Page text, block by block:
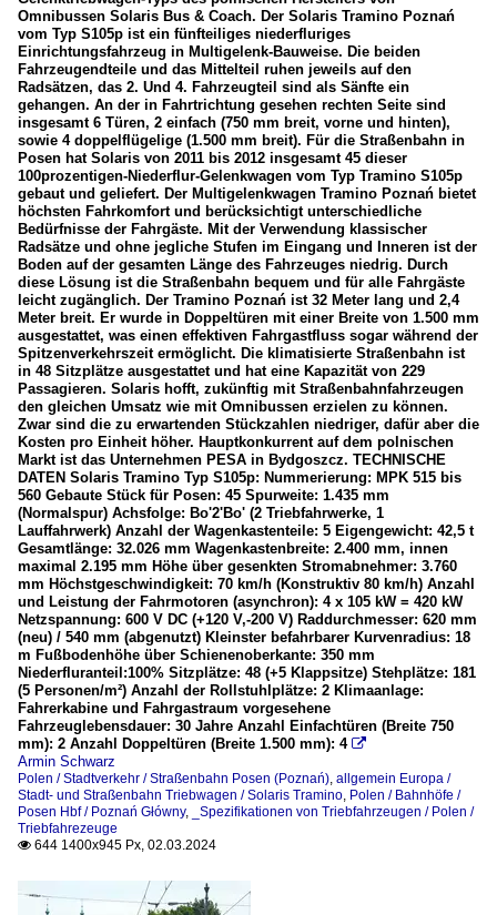
Omnibussen Solaris Bus & Coach. Der Solaris Tramino Poznań
vom Typ S105p ist ein fünfteiliges niederfluriges
Einrichtungsfahrzeug in Multigelenk-Bauweise. Die beiden
Fahrzeugendteile und das Mittelteil ruhen jeweils auf den
Radsätzen, das 2. Und 4. Fahrzeugteil sind als Sänfte ein
gehangen. An der in Fahrtrichtung gesehen rechten Seite sind
insgesamt 6 Türen, 2 einfach (750 mm breit, vorne und hinten),
sowie 4 doppelflügelige (1.500 mm breit). Für die Straßenbahn in
Posen hat Solaris von 2011 bis 2012 insgesamt 45 dieser
100prozentigen-Niederflur-Gelenkwagen vom Typ Tramino S105p
gebaut und geliefert. Der Multigelenkwagen Tramino Poznań bietet
höchsten Fahrkomfort und berücksichtigt unterschiedliche
Bedürfnisse der Fahrgäste. Mit der Verwendung klassischer
Radsätze und ohne jegliche Stufen im Eingang und Inneren ist der
Boden auf der gesamten Länge des Fahrzeuges niedrig. Durch
diese Lösung ist die Straßenbahn bequem und für alle Fahrgäste
leicht zugänglich. Der Tramino Poznań ist 32 Meter lang und 2,4
Meter breit. Er wurde in Doppeltüren mit einer Breite von 1.500 mm
ausgestattet, was einen effektiven Fahrgastfluss sogar während der
Spitzenverkehrszeit ermöglicht. Die klimatisierte Straßenbahn ist
in 48 Sitzplätze ausgestattet und hat eine Kapazität von 229
Passagieren. Solaris hofft, zukünftig mit Straßenbahnfahrzeugen
den gleichen Umsatz wie mit Omnibussen erzielen zu können.
Zwar sind die zu erwartenden Stückzahlen niedriger, dafür aber die
Kosten pro Einheit höher. Hauptkonkurrent auf dem polnischen
Markt ist das Unternehmen PESA in Bydgoszcz. TECHNISCHE
DATEN Solaris Tramino Typ S105p: Nummerierung: MPK 515 bis
560 Gebaute Stück für Posen: 45 Spurweite: 1.435 mm
(Normalspur) Achsfolge: Bo'2'Bo' (2 Triebfahrwerke, 1
Lauffahrwerk) Anzahl der Wagenkastenteile: 5 Eigengewicht: 42,5 t
Gesamtlänge: 32.026 mm Wagenkastenbreite: 2.400 mm, innen
maximal 2.195 mm Höhe über gesenkten Stromabnehmer: 3.760
mm Höchstgeschwindigkeit: 70 km/h (Konstruktiv 80 km/h) Anzahl
und Leistung der Fahrmotoren (asynchron): 4 x 105 kW = 420 kW
Netzspannung: 600 V DC (+120 V,-200 V) Raddurchmesser: 620 mm
(neu) / 540 mm (abgenutzt) Kleinster befahrbarer Kurvenradius: 18
m Fußbodenhöhe über Schienenoberkante: 350 mm
Niederfluranteil:100% Sitzplätze: 48 (+5 Klappsitze) Stehplätze: 181
(5 Personen/m²) Anzahl der Rollstuhlplätze: 2 Klimaanlage:
Fahrerkabine und Fahrgastraum vorgesehene
Fahrzeuglebensdauer: 30 Jahre Anzahl Einfachtüren (Breite 750
mm): 2 Anzahl Doppeltüren (Breite 1.500 mm): 4 
Armin Schwarz
Polen / Stadtverkehr / Straßenbahn Posen (Poznań), allgemein Europa /
Stadt- und Straßenbahn Triebwagen / Solaris Tramino, Polen / Bahnhöfe /
Posen Hbf / Poznań Główny,
_Spezifikationen von Triebfahrzeugen / Polen /
Triebfahrezeuge
 644 1400x945 Px, 02.03.2024